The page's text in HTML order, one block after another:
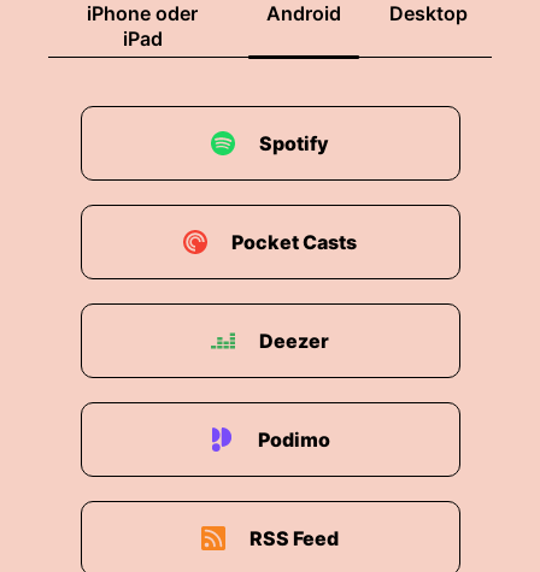
iPhone oder
iPad
Android Desktop
Spotify
Pocket Casts
Deezer
Podimo
RSS Feed